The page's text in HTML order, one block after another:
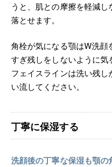
うと、肌との摩擦を軽減
落とせます。
角栓が気になる顎はW洗顔
すぎ残しをしないように
フェイスラインは洗い残
い流してください。
丁寧に保湿する
洗顔後の丁寧な保湿も顎の